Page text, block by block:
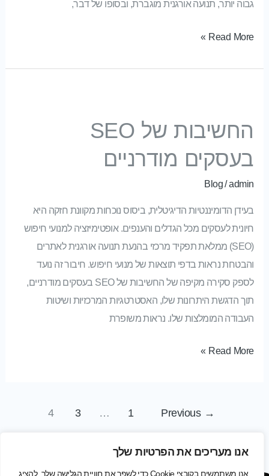
אנו מעריכים את הפרטיות שלך
אנו משתמשים בקובצי Cookie כדי לשפר את חוויית הגלישה שלך, להציג
גבוה יותר, תנועה אורגנית מוגברת, ובסופו של דבר,
Read More »
החשיבות של SEO
בעסקים מודרניים
Blog/admin
בעידן הדומיננטיות הדיגיטלית, ביסוס נוכחות מקוונת חזקה היא
חיונית לעסקים מכל הגדלים והענפים. אופטימיזציה למנועי חיפוש
(SEO) ממלאת תפקיד מרכזי בהנעת תנועה אורגנית לאתרים
והבטחת נראות בדפי תוצאות של מנועי חיפוש. חיבור זה נועד
לספק סקירה מקיפה של החשיבות של SEO בעסקים מודרניים,
תוך הדגשת היתרונות שלו, האסטרטגיות המרכזיות ושיטות
העבודה המומלצות שלו. נראות משופרת
Read More »
→
Previous
1
…
3
4